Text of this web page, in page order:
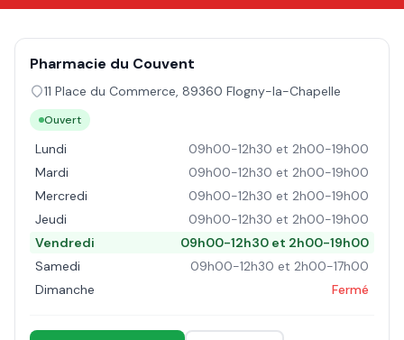
Pharmacie du Couvent
11 Place du Commerce, 89360 Flogny-la-Chapelle
Ouvert
Lundi
09h00-12h30 et 2h00-19h00
Mardi
09h00-12h30 et 2h00-19h00
Mercredi
09h00-12h30 et 2h00-19h00
Jeudi
09h00-12h30 et 2h00-19h00
Vendredi
09h00-12h30 et 2h00-19h00
Samedi
09h00-12h30 et 2h00-17h00
Dimanche
Fermé